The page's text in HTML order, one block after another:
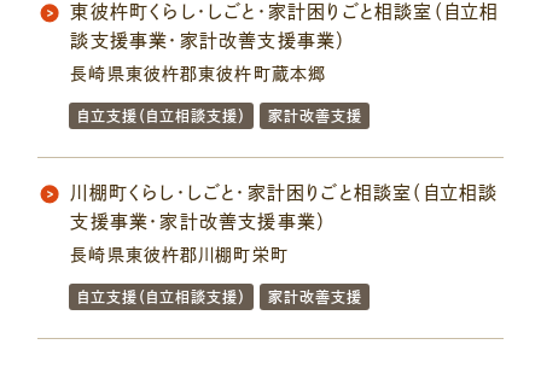
東彼杵町くらし・しごと・家計困りごと相談室（自立相
談支援事業・家計改善支援事業）
長崎県東彼杵郡東彼杵町蔵本郷
自立支援（自立相談支援） 家計改善支援
川棚町くらし・しごと・家計困りごと相談室（自立相談
支援事業・家計改善支援事業）
長崎県東彼杵郡川棚町栄町
自立支援（自立相談支援） 家計改善支援